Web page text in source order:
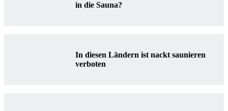
in die Sauna?
In diesen Ländern ist nackt saunieren
verboten